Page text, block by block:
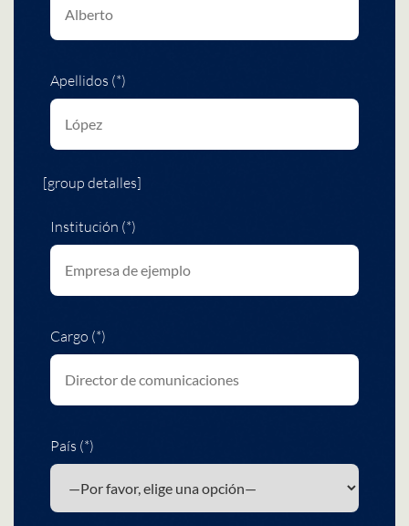
Apellidos (*)
[group detalles]
Institución (*)
Cargo (*)
País (*)